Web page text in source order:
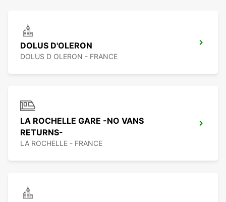
DOLUS D'OLERON
DOLUS D OLERON - FRANCE
LA ROCHELLE GARE -NO VANS
RETURNS-
LA ROCHELLE - FRANCE